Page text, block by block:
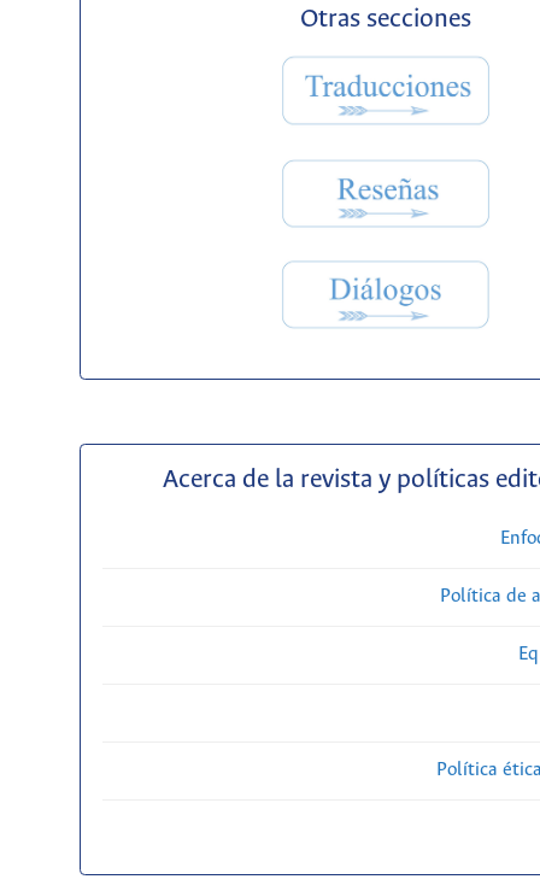
Otras secciones
Acerca de la revista y políticas
Política de
Política